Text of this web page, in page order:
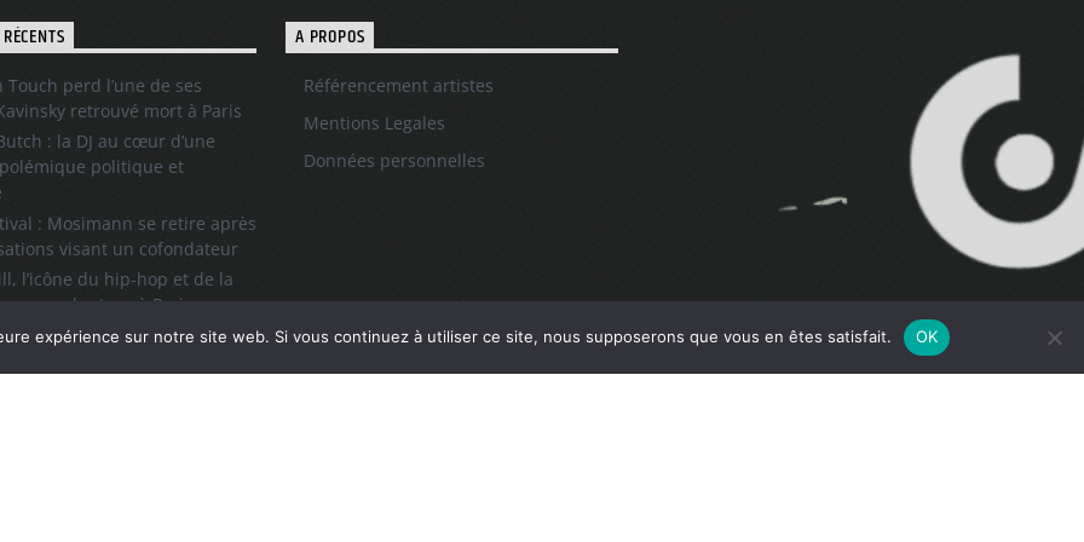
Touch perd l’une de ses
retrouvé mort à Paris
: la DJ au cœur d’une
politique et
: Mosimann se retire après
visant un cofondateur
l’icône du hip-hop et de la
grand retour à Paris
Festival 2026 : Une 20ᵉ
A PROPOS
Référencement artistes
Mentions Legales
Données personnelles
expérience sur notre site web. Si vous continuez à utiliser ce site, nous supposerons que vous en êtes satisfait. OK